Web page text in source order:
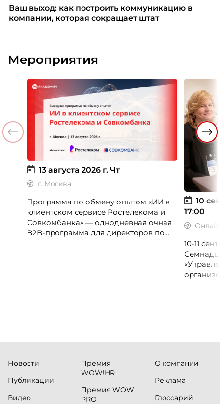
Ваш выход: как построить коммуникацию в
компании, которая сокращает штат
Мероприятия
13 августа 2026 г. Чт
г. Москва
Программа по обмену опытом «ИИ в
клиентском сервисе Ростелекома и
Совкомбанка» — однодневная очная
B2B-программа для директоров по
10
17:00
10-11
Новости
Публикации
Видео
Премия
WOW!HR
Премия WOW
PRO
О компании
Реклама
Глоссарий